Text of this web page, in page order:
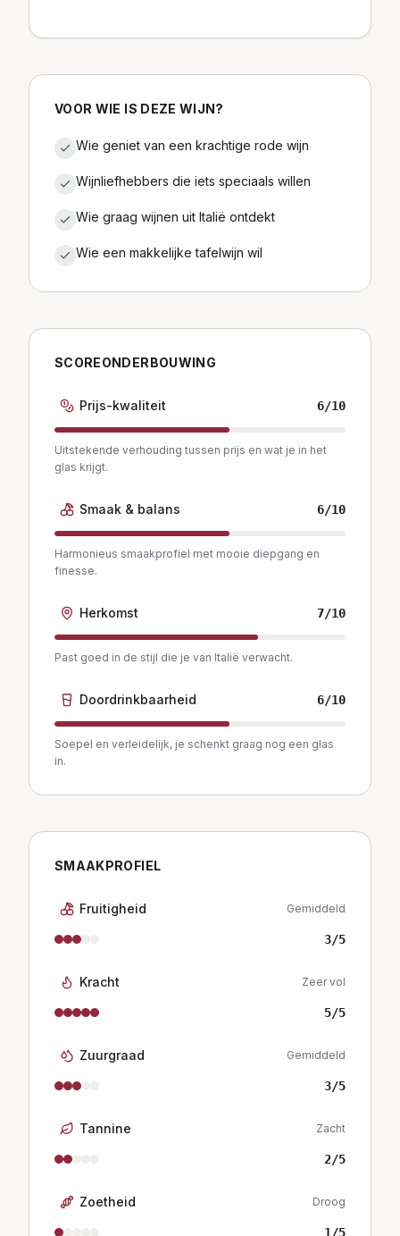
VOOR WIE IS DEZE WIJN?
Wie geniet van een krachtige rode wijn
Wijnliefhebbers die iets speciaals willen
Wie graag wijnen uit Italië ontdekt
Wie een makkelijke tafelwijn wil
SCOREONDERBOUWING
Prijs-kwaliteit 6/10
Uitstekende verhouding tussen prijs en wat je in het
glas krijgt.
Smaak & balans 6/10
Harmonieus smaakprofiel met mooie diepgang en
finesse.
Herkomst 7/10
Past goed in de stijl die je van Italië verwacht.
Doordrinkbaarheid 6/10
Soepel en verleidelijk, je schenkt graag nog een glas
in.
SMAAKPROFIEL
Fruitigheid Gemiddeld
3/5
Kracht Zeer vol
5/5
Zuurgraad Gemiddeld
3/5
Tannine Zacht
2/5
Zoetheid Droog
1 /5